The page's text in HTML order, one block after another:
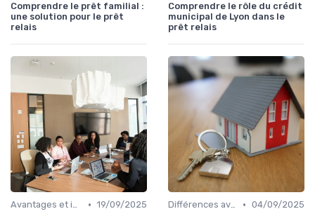
Comprendre le prêt familial :
une solution pour le prêt
relais
Comprendre le rôle du crédit
municipal de Lyon dans le
prêt relais
Avantages et inconvénients • 19/09/2025
Différences avec d'autres prêts immobiliers • 04/09/2025